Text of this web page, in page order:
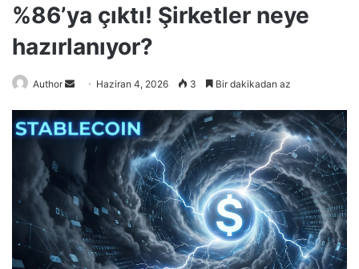
%86’ya çıktı! Şirketler neye
hazırlanıyor?
Author
Bir
posta
göndermek
Haziran 4, 2026 3 Bir dakikadan az